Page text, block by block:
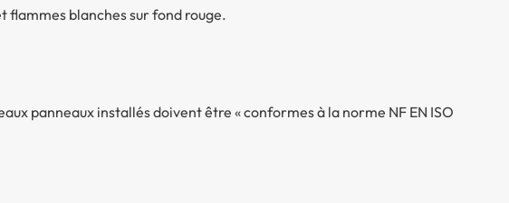
blanches sur fond rouge.
panneaux installés doivent être « conformes à la norme NF EN ISO